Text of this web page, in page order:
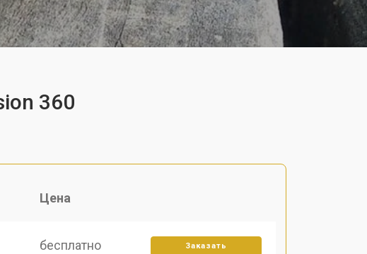
360
Цена
бесплатно Заказать